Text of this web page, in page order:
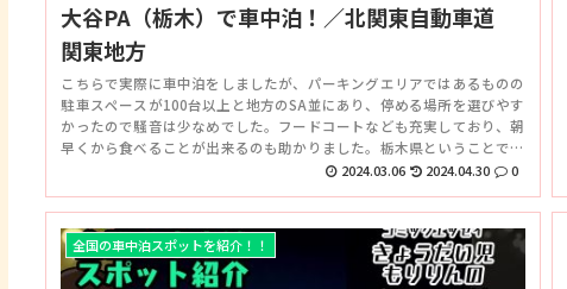
大谷PA（栃木）で車中泊！／北関東自動車道
関東地方
こちらで実際に車中泊をしましたが、パーキングエリアではあるものの
駐車スペースが100台以上と地方のSA並にあり、停める場所を選びやす
かったので騒音は少なめでした。フードコートなども充実しており、朝
早くから食べることが出来るのも助かりました。栃木県ということで餃
子ラーメンやゆずラーメンなどもあり楽しめます。
2024.03.06 2024.04.30 0
全国の車中泊スポットを紹介！！